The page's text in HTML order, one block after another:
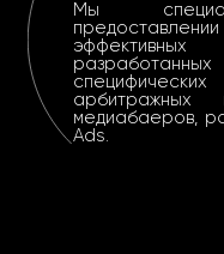
Мы
медиабаеров,
Ads.